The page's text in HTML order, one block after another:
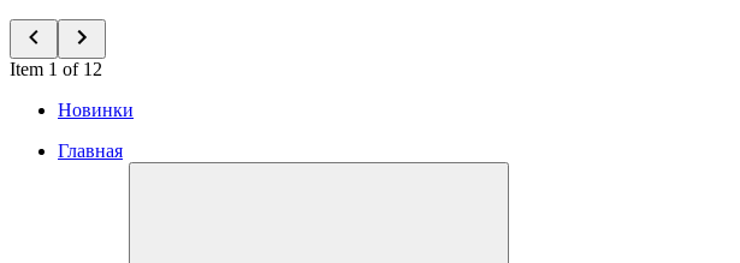
Item 1 of 12
Новинки
Главная